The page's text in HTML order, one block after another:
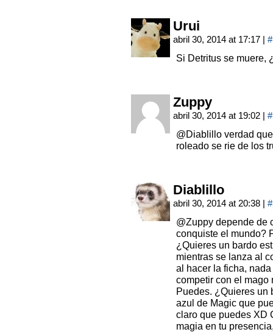
Urui
abril 30, 2014 at 17:17 | #
Si Detritus se muere,
Zuppy
abril 30, 2014 at 19:02 | #
@Diablillo verdad
roleado se rie de los
Diablillo
abril 30, 2014 at 20:38 | #
@Zuppy depende de
conquiste el mundo?
¿Quieres un bardo
mientras se lanza al
al hacer la ficha,
competir con el mago
Puedes. ¿Quieres un
azul de Magic que
claro que puedes XD
magia en tu